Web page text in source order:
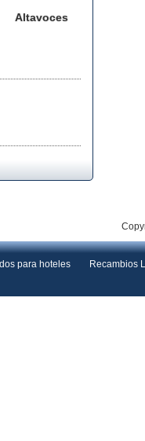
Altavoces
para hoteles Recambios